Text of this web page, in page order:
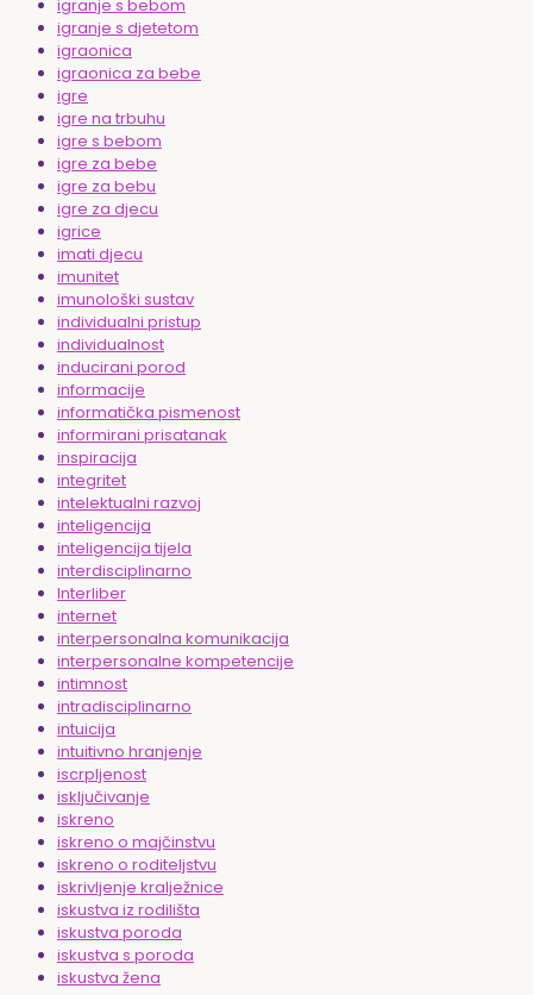
igranje s bebom
igranje s djetetom
igraonica
igraonica za bebe
igre
igre na trbuhu
igre s bebom
igre za bebe
igre za bebu
igre za djecu
igrice
imati djecu
imunitet
imunološki sustav
individualni pristup
individualnost
inducirani porod
informacije
informatička pismenost
informirani prisatanak
inspiracija
integritet
intelektualni razvoj
inteligencija
inteligencija tijela
interdisciplinarno
Interliber
internet
interpersonalna komunikacija
interpersonalne kompetencije
intimnost
intradisciplinarno
intuicija
intuitivno hranjenje
iscrpljenost
isključivanje
iskreno
iskreno o majčinstvu
iskreno o roditeljstvu
iskrivljenje kralježnice
iskustva iz rodilišta
iskustva poroda
iskustva s poroda
iskustva žena